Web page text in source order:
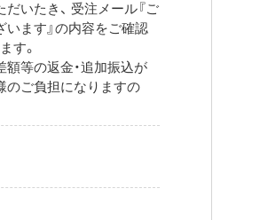
いたき、 受注メール『ご
います』の内容をご確認
す。
等の返金・追加振込が
のご負担になりますの